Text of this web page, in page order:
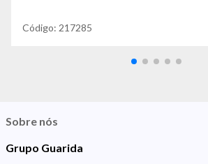
Código: 217285
Sobre nós
Grupo Guarida